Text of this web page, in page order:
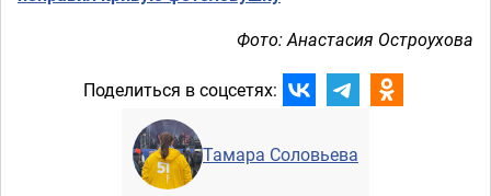
Фото: Анастасия Остроухова
Поделиться в соцсетях:
Тамара Соловьева